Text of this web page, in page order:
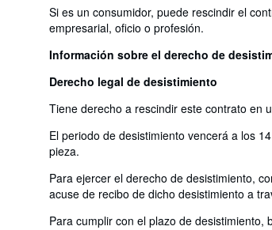
Si es un consumidor, puede rescindir el
empresarial, oficio o profesión.
Información sobre el derecho de
Derecho legal de desistimiento
Tiene derecho a rescindir este contrato en
El periodo de desistimiento vencerá a los
pieza.
Para ejercer el derecho de desistimiento,
acuse de recibo de dicho desistimiento a
Para cumplir con el plazo de